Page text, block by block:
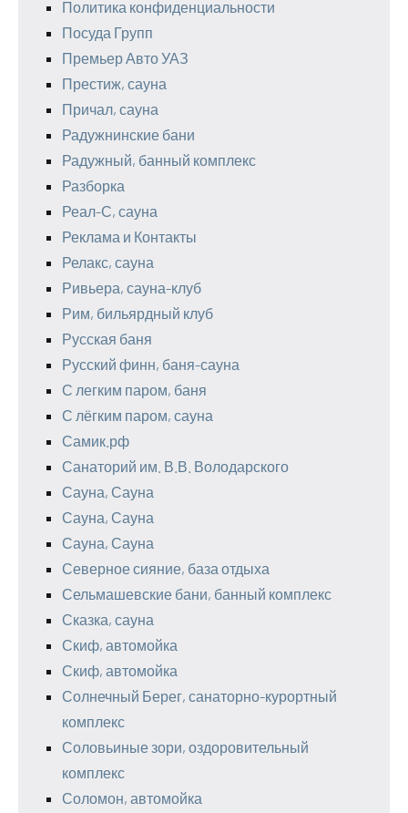
Политика конфиденциальности
Посуда Групп
Премьер Авто УАЗ
Престиж, сауна
Причал, сауна
Радужнинские бани
Радужный, банный комплекс
Разборка
Реал-С, сауна
Реклама и Контакты
Релакс, сауна
Ривьера, сауна-клуб
Рим, бильярдный клуб
Русская баня
Русский финн, баня-сауна
С легким паром, баня
С лёгким паром, сауна
Самик.рф
Санаторий им. В.В. Володарского
Сауна, Сауна
Сауна, Сауна
Сауна, Сауна
Северное сияние, база отдыха
Сельмашевские бани, банный комплекс
Сказка, сауна
Скиф, автомойка
Скиф, автомойка
Солнечный Берег, санаторно-курортный
комплекс
Соловьиные зори, оздоровительный
комплекс
Соломон, автомойка